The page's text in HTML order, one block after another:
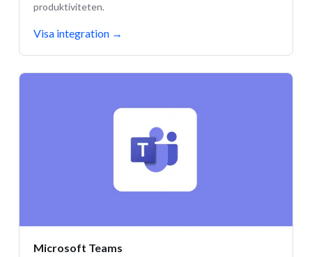
produktiviteten.
Visa integration →
Microsoft Teams